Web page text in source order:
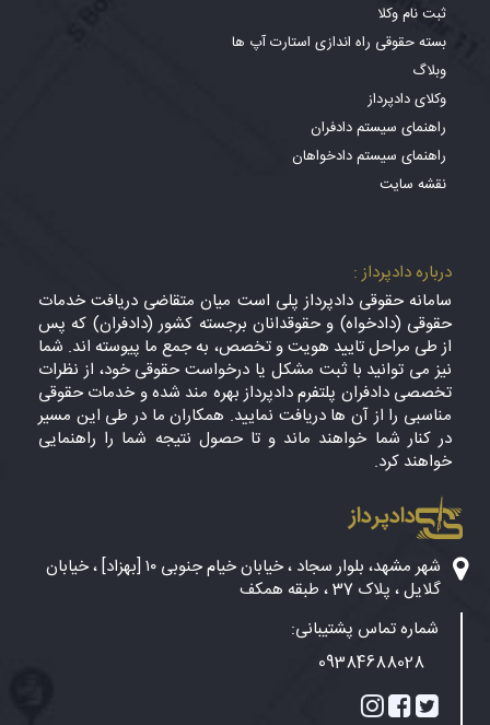
ثبت نام وکلا
بسته حقوقی راه اندازی استارت آپ ها
وبلاگ
وکلای دادپرداز
راهنمای سیستم دادفران
راهنمای سیستم دادخواهان
نقشه سایت
درباره دادپرداز :
سامانه حقوقی دادپرداز پلی است میان متقاضی دریافت خدمات
حقوقی (دادخواه) و حقوقدانان برجسته کشور (دادفران) که پس
از طی مراحل تایید هویت و تخصص، به جمع ما پیوسته اند. شما
نیز می توانید با ثبت مشکل یا درخواست حقوقی خود، از نظرات
تخصصی دادفران پلتفرم دادپرداز بهره مند شده و خدمات حقوقی
مناسبی را از آن ها دریافت نمایید. همکاران ما در طی این مسیر
در کنار شما خواهند ماند و تا حصول نتیجه شما را راهنمایی
خواهند کرد.
دادپرداز
شهر مشهد، بلوار سجاد ، خیابان خیام جنوبی ۱۰ [بهزاد] ، خیابان
گلایل ، پلاک 37 ، طبقه همکف
شماره تماس پشتیبانی:
09384688028